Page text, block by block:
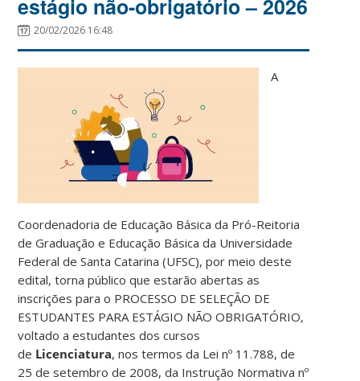
estágio não-obrigatório – 2026
20/02/2026 16:48
A
Coordenadoria de Educação Básica da Pró-Reitoria
de Graduação e Educação Básica da Universidade
Federal de Santa Catarina (UFSC), por meio deste
edital, torna público que estarão abertas as
inscrições para o PROCESSO DE SELEÇÃO DE
ESTUDANTES PARA ESTÁGIO NÃO OBRIGATÓRIO,
voltado a estudantes dos cursos
de Licenciatura, nos termos da Lei nº 11.788, de
25 de setembro de 2008, da Instrução Normativa nº